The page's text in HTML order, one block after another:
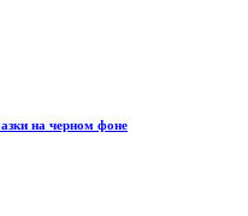
на черном фоне